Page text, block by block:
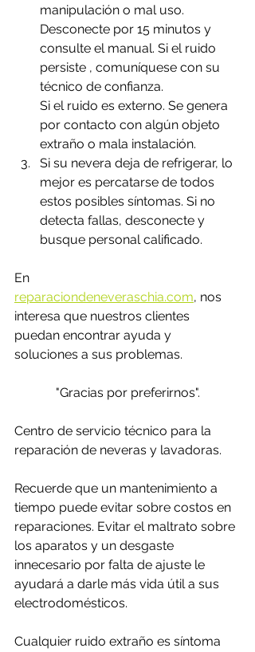
manipulación o mal uso.
Desconecte por 15 minutos y
consulte el manual. Si el ruido
persiste , comuníquese con su
técnico de confianza.
Si el ruido es externo. Se genera
por contacto con algún objeto
extraño o mala instalación.
Si su nevera deja de refrigerar, lo
mejor es percatarse de todos
estos posibles síntomas. Si no
detecta fallas, desconecte y
busque personal calificado.
En
reparaciondeneveraschia.com, nos
interesa que nuestros clientes
puedan encontrar ayuda y
soluciones a sus problemas.
"Gracias por preferirnos".
Centro de servicio técnico para la
reparación de neveras y lavadoras.
Recuerde que un mantenimiento a
tiempo puede evitar sobre costos en
reparaciones. Evitar el maltrato sobre
los aparatos y un desgaste
innecesario por falta de ajuste le
ayudará a darle más vida útil a sus
electrodomésticos.
Cualquier ruido extraño es síntoma